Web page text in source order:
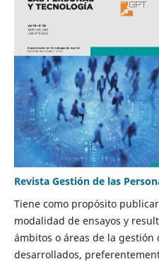
Revista Gestión de las
Tiene como propósito
modalidad de ensayos y
ámbitos o áreas de la gestión
desarrollados,